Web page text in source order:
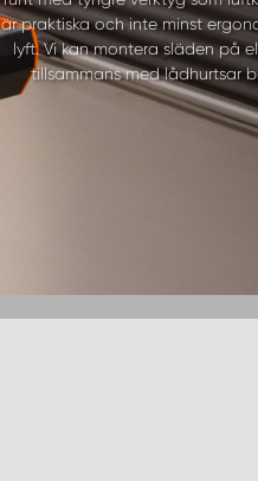
är praktiska och inte minst
lyft. Vi kan montera släden på
tillsammans med lådhurtsar